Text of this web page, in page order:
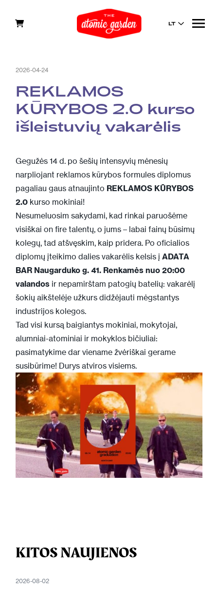
LT
2026-04-24
REKLAMOS
KŪRYBOS 2.0 kurso
išleistuvių vakarėlis
Gegužės 14 d. po šešių intensyvių mėnesių
narpliojant reklamos kūrybos formules diplomus
pagaliau gaus atnaujinto REKLAMOS KŪRYBOS
2.0 kurso mokiniai!
Nesumeluosim sakydami, kad rinkai paruošėme
visiškai on fire talentų, o jums – labai fainų būsimų
kolegų, tad atšvęskim, kaip pridera. Po oficialios
diplomų įteikimo dalies vakarėlis kelsis į ADATA
BAR Naugarduko g. 41. Renkamės nuo 20:00
valandos ir nepamirštam patogių batelių: vakarėlį
šokių aikštelėje užkurs didžėjauti mėgstantys
industrijos kolegos.
Tad visi kursą baigiantys mokiniai, mokytojai,
alumniai-atominiai ir mokyklos bičiuliai:
pasimatykime dar viename žvėriškai gerame
susibūrime! Durys atviros visiems.
KITOS NAUJIENOS
2026-08-02